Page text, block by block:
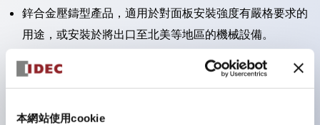
本網站使用cookie
鋅合金壓鑄型產品，適用於對面板安裝強度有嚴格要求的
用途，或安裝於將出口至北美等地區的機械設備。
採用HW-U 型接點塊，該接點塊具備手指保護結構、螺
絲彈升端子構造且對應IP20 保護等級 。
壓最高可支援至 240V。